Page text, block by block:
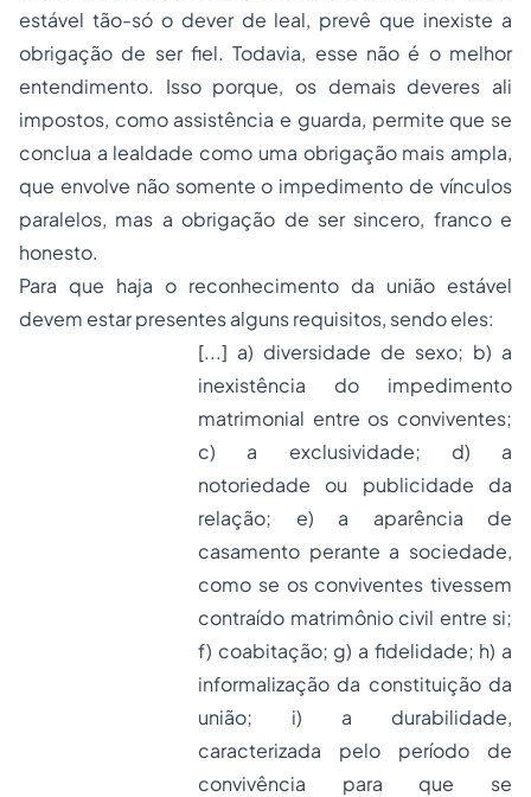
estável tão-só o dever de leal, prevê que inexiste a
obrigação de ser fiel. Todavia, esse não é o melhor
entendimento. Isso porque, os demais deveres ali
impostos, como assistência e guarda, permite que se
conclua a lealdade como uma obrigação mais ampla,
que envolve não somente o impedimento de vínculos
paralelos, mas a obrigação de ser sincero, franco e
honesto.
Para que haja o reconhecimento da união estável
devem estar presentes alguns requisitos, sendo eles:
[...] a) diversidade de sexo; b) a
inexistência do impedimento
matrimonial entre os conviventes;
c) a exclusividade; d) a
notoriedade ou publicidade da
relação; e) a aparência de
casamento perante a sociedade,
como se os conviventes tivessem
contraído matrimônio civil entre si;
f) coabitação; g) a fidelidade; h) a
informalização da constituição da
união; i) a durabilidade,
caracterizada pelo período de
convivência para que se